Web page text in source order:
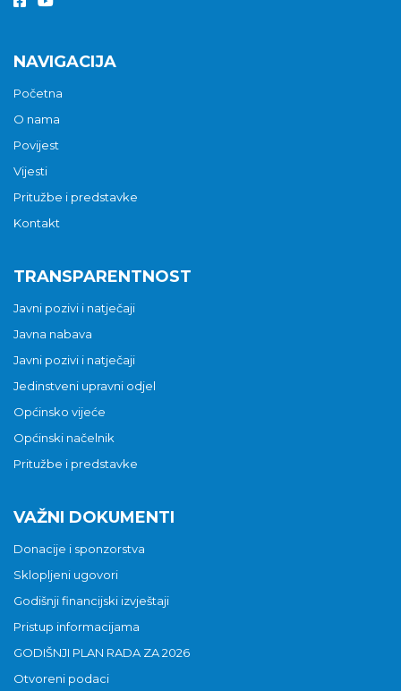
NAVIGACIJA
Početna
O nama
Povijest
Vijesti
Pritužbe i predstavke
Kontakt
TRANSPARENTNOST
Javni pozivi i natječaji
Javna nabava
Javni pozivi i natječaji
Jedinstveni upravni odjel
Općinsko vijeće
Općinski načelnik
Pritužbe i predstavke
VAŽNI DOKUMENTI
Donacije i sponzorstva
Sklopljeni ugovori
Godišnji financijski izvještaji
Pristup informacijama
GODIŠNJI PLAN RADA ZA 2026
Otvoreni podaci